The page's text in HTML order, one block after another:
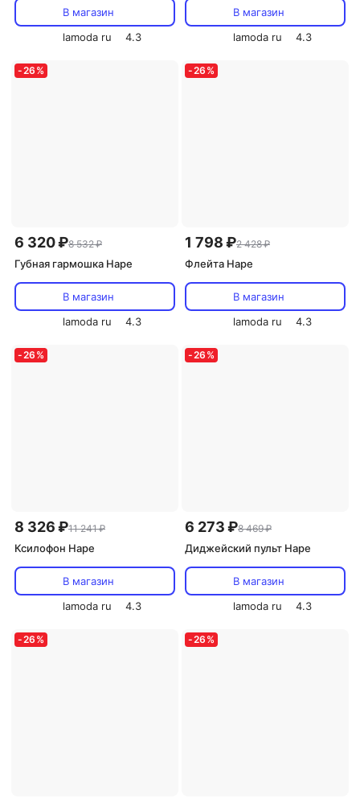
В магазин
lamoda ru
4.3
В магазин
lamoda ru
4.3
-26 %
6 320 ₽8 532 ₽
Губная гармошка Hape
В магазин
lamoda ru
4.3
-26 %
1 798 ₽2 428 ₽
Флейта Hape
В магазин
lamoda ru
4.3
-26 %
8 326 ₽11 241 ₽
Ксилофон Hape
В магазин
lamoda ru
4.3
-26 %
6 273 ₽8 469 ₽
Диджейский пульт Hape
В магазин
lamoda ru
4.3
-26 % -26 %